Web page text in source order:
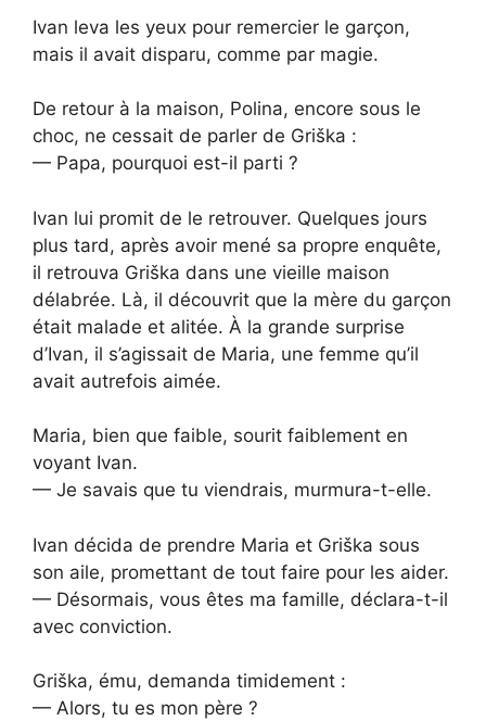
Ivan leva les yeux pour remercier le garçon,
mais il avait disparu, comme par magie.
De retour à la maison, Polina, encore sous le
choc, ne cessait de parler de Griška :
— Papa, pourquoi est-il parti ?
Ivan lui promit de le retrouver. Quelques jours
plus tard, après avoir mené sa propre enquête,
il retrouva Griška dans une vieille maison
délabrée. Là, il découvrit que la mère du garçon
était malade et alitée. À la grande surprise
d’Ivan, il s’agissait de Maria, une femme qu’il
avait autrefois aimée.
Maria, bien que faible, sourit faiblement en
voyant Ivan.
— Je savais que tu viendrais, murmura-t-elle.
Ivan décida de prendre Maria et Griška sous
son aile, promettant de tout faire pour les aider.
— Désormais, vous êtes ma famille, déclara-t-il
avec conviction.
Griška, ému, demanda timidement :
— Alors, tu es mon père ?